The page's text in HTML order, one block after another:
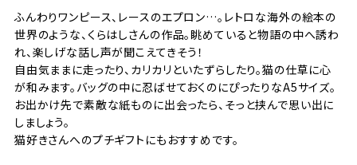
ふんわりワンピース、レースのエプロン…。レトロな海外の絵本の
世界のような、くらはしさんの作品。眺めていると物語の中へ誘わ
れ、楽しげな話し声が聞こえてきそう！
自由気ままに走ったり、カリカリといたずらしたり。猫の仕草に心
が和みます。バッグの中に忍ばせておくのにぴったりなA5サイズ。
お出かけ先で素敵な紙ものに出会ったら、そっと挟んで思い出に
しましょう。
猫好きさんへのプチギフトにもおすすめです。